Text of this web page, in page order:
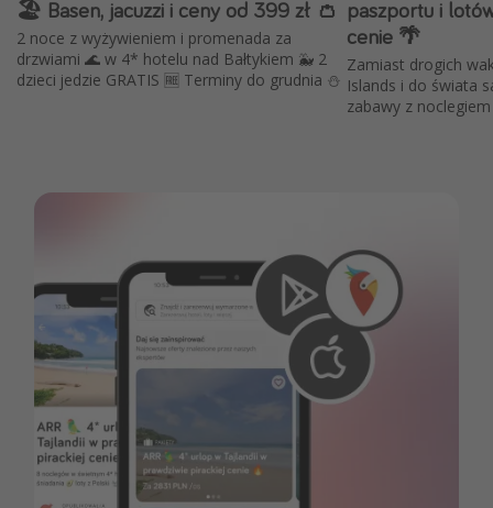
Najlepsze aplikacje podróżnicze
Kalendarz podróży
🏖️ Basen, jacuzzi i ceny od 399 zł 👛
2 noce z wyżywieniem i promenada za
drzwiami 🌊 w 4* hotelu nad Bałtykiem 🐳 2
dzieci jedzie GRATIS 🆓 Terminy do grudnia ⛄️
paszportu i
cenie 🌴
Zamiast drogich
Islands i do świata
zabawy z